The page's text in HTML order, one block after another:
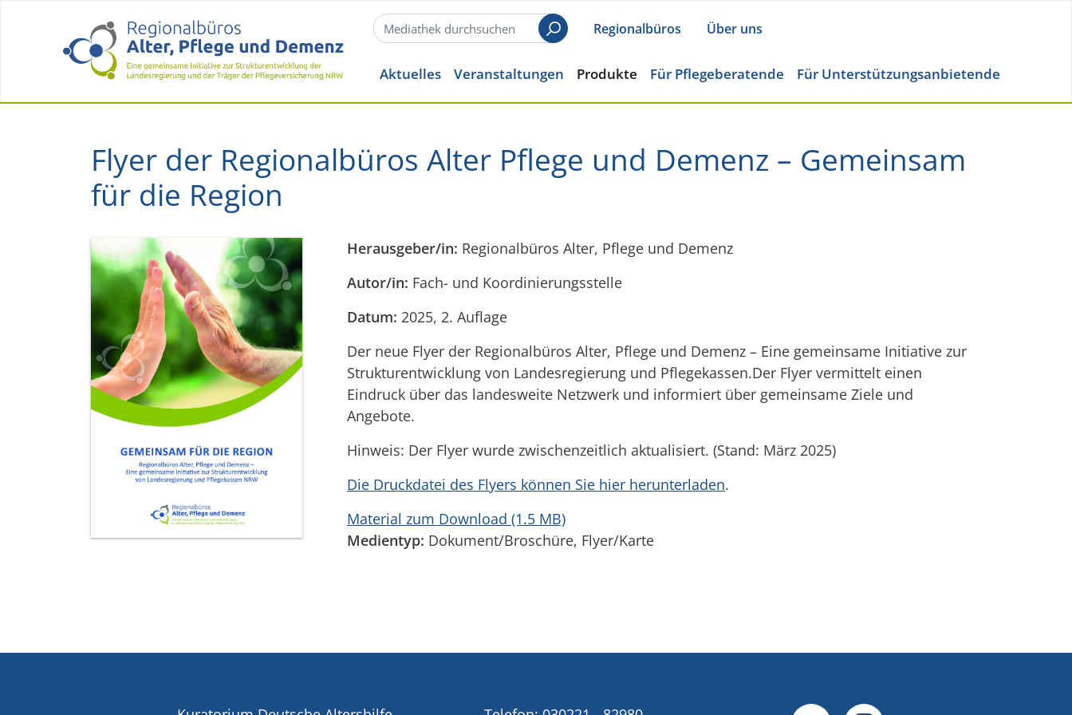
SuchenRegionalbüros Über uns
Aktuelles Veranstaltungen Produkte Für Pflegeberatende Für Unterstützungsanbietende
Flyer der Regionalbüros Alter Pflege und Demenz – Gemeinsam
für die Region
Herausgeber/in: Regionalbüros Alter, Pflege und Demenz
Autor/in: Fach- und Koordinierungsstelle
Datum: 2025, 2. Auflage
Der neue Flyer der Regionalbüros Alter, Pflege und Demenz – Eine gemeinsame Initiative zur
Strukturentwicklung von Landesregierung und Pflegekassen.Der Flyer vermittelt einen
Eindruck über das landesweite Netzwerk und informiert über gemeinsame Ziele und
Angebote.
Hinweis: Der Flyer wurde zwischenzeitlich aktualisiert. (Stand: März 2025)
Die Druckdatei des Flyers können Sie hier herunterladen.
Material zum Download (1.5 MB)
Medientyp: Dokument/Broschüre, Flyer/Karte